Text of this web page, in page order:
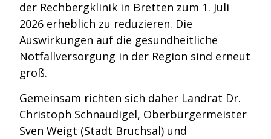
der Rechbergklinik in Bretten zum 1. Juli
2026 erheblich zu reduzieren. Die
Auswirkungen auf die gesundheitliche
Notfallversorgung in der Region sind erneut
groß.
Gemeinsam richten sich daher Landrat Dr.
Christoph Schnaudigel, Oberbürgermeister
Sven Weigt (Stadt Bruchsal) und